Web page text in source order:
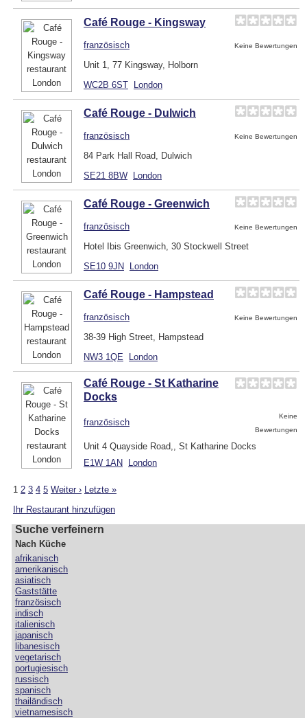
Café Rouge - Kingsway
französisch Keine Bewertungen
Unit 1, 77 Kingsway, Holborn
WC2B 6ST London
Café Rouge - Dulwich
französisch Keine Bewertungen
84 Park Hall Road, Dulwich
SE21 8BW London
Café Rouge - Greenwich
französisch Keine Bewertungen
Hotel Ibis Greenwich, 30 Stockwell Street
SE10 9JN London
Café Rouge - Hampstead
französisch Keine Bewertungen
38-39 High Street, Hampstead
NW3 1QE
London
Café Rouge - St Katharine
Docks
französisch
Keine
Bewertungen
Unit 4 Quayside Road,, St Katharine Docks
E1W 1AN London
1 2 3 4 5 Weiter › Letzte »
Ihr Restaurant hinzufügen
Suche verfeinern
Nach Küche
afrikanisch
amerikanisch
asiatisch
Gaststätte
französisch
indisch
italienisch
japanisch
libanesisch
vegetarisch
portugiesisch
russisch
spanisch
thailändisch
vietnamesisch